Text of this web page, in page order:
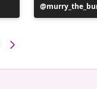
Ierakstu
publicējis